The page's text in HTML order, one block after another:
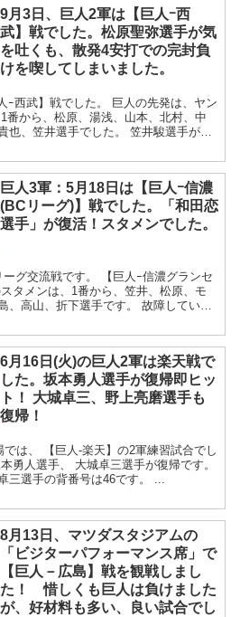
9月3日、巨人2軍は【巨人ｰ西
武】戦でした。松原聖弥選手が気
を吐くも、散発4安打での完封負
けを喫してしまいました。
ｰ西武】戦でした。 巨人の先発は、ヤン
番から、松原、湯浅、山本、北村、中
也、笠井選手でした。 笠井駿選手がス
巨人3軍：5月18日は【巨人ｰ信濃
(BCリーグ)】戦でした。「和田恋
選手」が復活！スタメンでした。
グ交流戦です。 【巨人ｰ信濃グランセ
タメンは、1番から、笠井、松原、モ
、高山、折下選手です。 故障していた
6月16日(火)の巨人2軍は楽天戦で
した。坂本勇人選手が復帰即ヒッ
ト！ 大城卓三、野上亮磨選手も
復帰！
は、 【巨人‐楽天】の2軍練習試合でし
勇人選手、 大城卓三選手が復帰です。
三選手の背番号は46です。 ...
8月13日、マツダスタジアムの
「ビジターパフォーマンス席」で
【巨人－広島】戦を観戦しまし
た！ 惜しくも巨人は負けました
が、好材料も多い、良い試合でし